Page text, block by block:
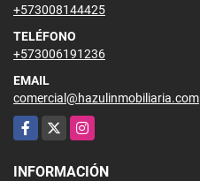
+573008144425
TELÉFONO
+573006191236
EMAIL
comercial@hazulinmobiliaria.com
Facebook
X Instagram
INFORMACIÓN